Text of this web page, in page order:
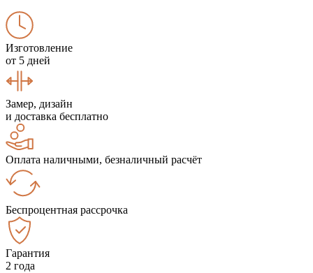
Изготовление
от 5 дней
Замер, дизайн
и доставка бесплатно
Оплата наличными, безналичный расчёт
Беспроцентная рассрочка
Гарантия
2 года